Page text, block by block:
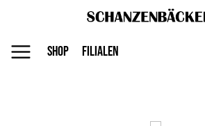
SHOP FILIALEN